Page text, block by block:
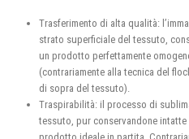
Trasferimento di alta qualità:
strato superficiale del tessuto,
un prodotto perfettamente
(contrariamente alla tecnica del
di sopra del tessuto).
Traspirabilità: il processo di
tessuto, pur conservandone